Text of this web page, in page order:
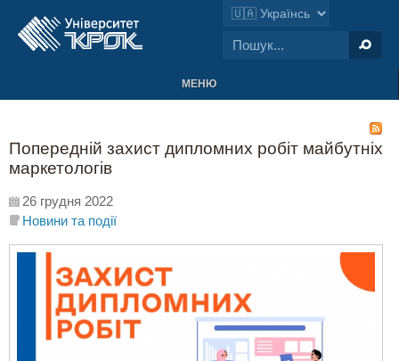
МЕНЮ
Попередній захист дипломних робіт майбутніх
маркетологів
26 грудня 2022
Новини та події